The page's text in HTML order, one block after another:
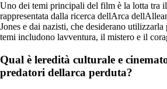
Uno dei temi principali del film è la lotta tra
rappresentata dalla ricerca dellArca
Jones e dai nazisti, che desiderano
temi includono lavventura, il mistero e il
Qual è leredità culturale e
predatori dellarca perduta?